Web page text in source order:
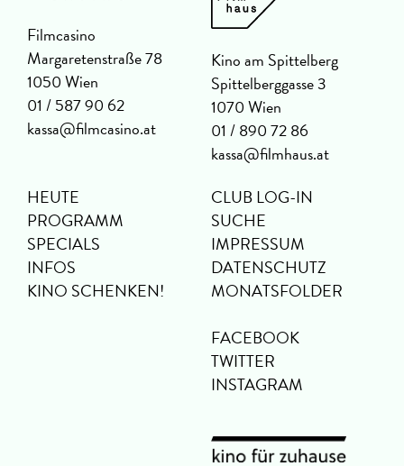
Filmcasino
Margaretenstraße 78
1050 Wien
01 / 587 90 62
kassa@filmcasino.at
Kino am Spittelberg
Spittelberggasse 3
1070 Wien
01 / 890 72 86
kassa@filmhaus.at
HEUTE
PROGRAMM
SPECIALS
INFOS
KINO SCHENKEN!
CLUB LOG-IN
SUCHE
IMPRESSUM
DATENSCHUTZ
MONATSFOLDER
FACEBOOK
TWITTER
INSTAGRAM